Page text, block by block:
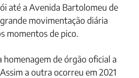
até a Avenida Bartolomeu de
movimentação diária
momentos de pico.
homenagem de órgão oficial a
a outra ocorreu em 2021